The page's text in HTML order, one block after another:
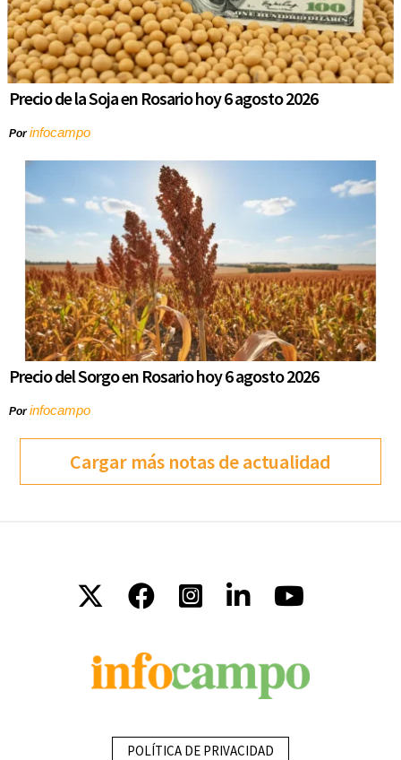
Precio de la Soja en Rosario hoy 6 agosto 2026
Porinfocampo
Precio del Sorgo en Rosario hoy 6 agosto 2026
Porinfocampo
Cargar más notas de actualidad
POLÍTICA DE PRIVACIDAD